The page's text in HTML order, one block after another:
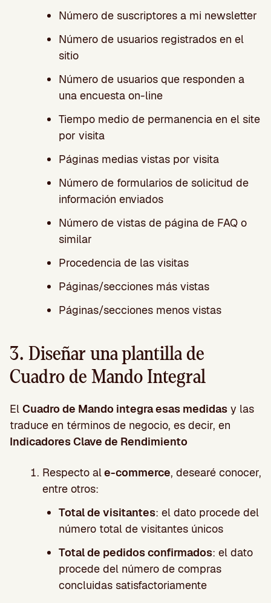
Número de suscriptores a mi newsletter
Número de usuarios registrados en el
sitio
Número de usuarios que responden a
una encuesta on-line
Tiempo medio de permanencia en el site
por visita
Páginas medias vistas por visita
Número de formularios de solicitud de
información enviados
Número de vistas de página de FAQ o
similar
Procedencia de las visitas
Páginas/secciones más vistas
Páginas/secciones menos vistas
3. Diseñar una plantilla de
Cuadro de Mando Integral
El Cuadro de Mando integra esas medidas y las
traduce en términos de negocio, es decir, en
Indicadores Clave de Rendimiento
Respecto ale-commerce, desearé conocer,
entre otros:
Total de visitantes: el dato procede del
número total de visitantes únicos
Total de pedidos confirmados: el dato
procede del número de compras
concluidas satisfactoriamente